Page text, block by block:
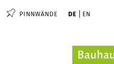
PINNWÄNDE DE EN